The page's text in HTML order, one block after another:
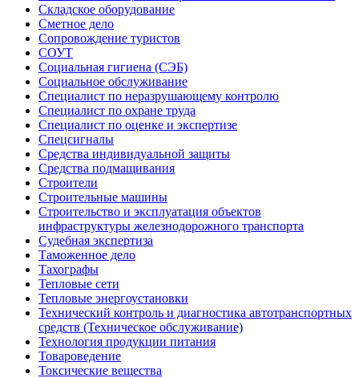
Складское оборудование
Сметное дело
Сопровождение туристов
СОУТ
Социальная гигиена (СЭБ)
Социальное обслуживание
Специалист по неразрушающему контролю
Специалист по охране труда
Специалист по оценке и экспертизе
Спецсигналы
Средства индивидуальной защиты
Средства подмащивания
Строители
Строительные машины
Строительство и эксплуатация объектов
инфраструктуры железнодорожного транспорта
Судебная экспертиза
Таможенное дело
Тахографы
Тепловые сети
Тепловые энергоустановки
Технический контроль и диагностика автотранспортных
средств (Техническое обслуживание)
Технология продукции питания
Товароведение
Токсические вещества